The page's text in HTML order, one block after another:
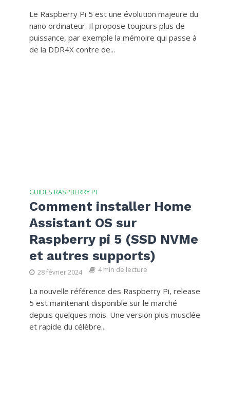
Le Raspberry Pi 5 est une évolution majeure du
nano ordinateur. Il propose toujours plus de
puissance, par exemple la mémoire qui passe à
de la DDR4X contre de...
GUIDES RASPBERRY PI
Comment installer Home
Assistant OS sur
Raspberry pi 5 (SSD NVMe
et autres supports)
28 février 2024 4 min de lecture
La nouvelle référence des Raspberry Pi, release
5 est maintenant disponible sur le marché
depuis quelques mois. Une version plus musclée
et rapide du célèbre...